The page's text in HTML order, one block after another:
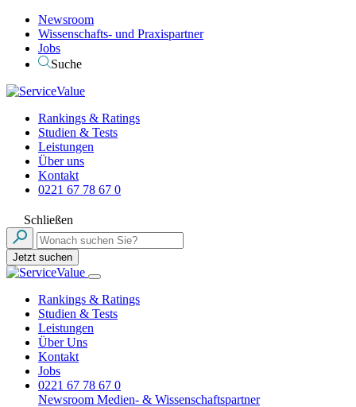
Newsroom
Wissenschafts- und Praxispartner
Jobs
Suche
Rankings & Ratings
Studien & Tests
Leistungen
Über uns
Kontakt
0221 67 78 67 0
Schließen
Jetzt suchen
Rankings & Ratings
Studien & Tests
Leistungen
Über Uns
Kontakt
Jobs
0221 67 78 67 0
Newsroom Medien- & Wissenschaftspartner